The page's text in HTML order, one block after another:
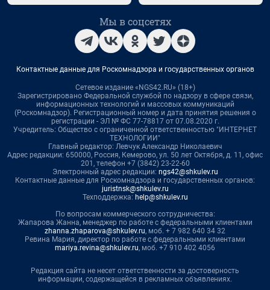
Мы в соцсетях
Контактные данные для Роскомнадзора и государственных органов
Сетевое издание «NGS42.RU» (18+)
Зарегистрировано Федеральной службой по надзору в сфере связи,
информационных технологий и массовых коммуникаций
(Роскомнадзор). Регистрационный номер и дата принятия решения о
регистрации - ЭЛ № ФС 77-78817 от 07.08.2020 г.
Учредитель: Общество с ограниченной ответственностью "ИНТЕРНЕТ
ТЕХНОЛОГИИ"
Главный редактор: Левчук Александр Николаевич
Адрес редакции: 650000, Россия, Кемерово, ул. 50 лет Октября, д. 11, офис
201, телефон +7 (3842) 23-22-60
Электронный адрес редакции: ngs42@shkulev.ru
Контактные данные для Роскомнадзора и государственных органов:
juristnsk@shkulev.ru
Техподдержка: help@shkulev.ru
По вопросам коммерческого сотрудничества:
Жапарова Жанна, менеджер по работе с федеральными клиентами
zhanna.zhaparova@shkulev.ru, моб. + 7 982 640 34 32
Ревина Мария, директор по работе с федеральными клиентами
mariya.revina@shkulev.ru, моб. +7 910 402 4056
Редакция сайта не несет ответственности за достоверность
информации, содержащейся в рекламных объявлениях.